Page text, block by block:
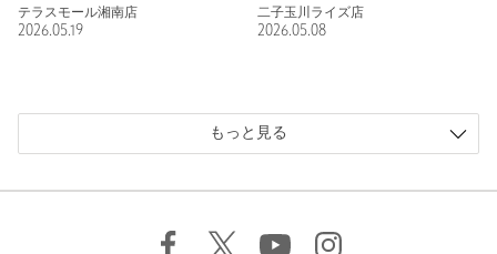
テラスモール湘南店
2026.05.19
二子玉川ライズ店
2026.05.08
もっと見る